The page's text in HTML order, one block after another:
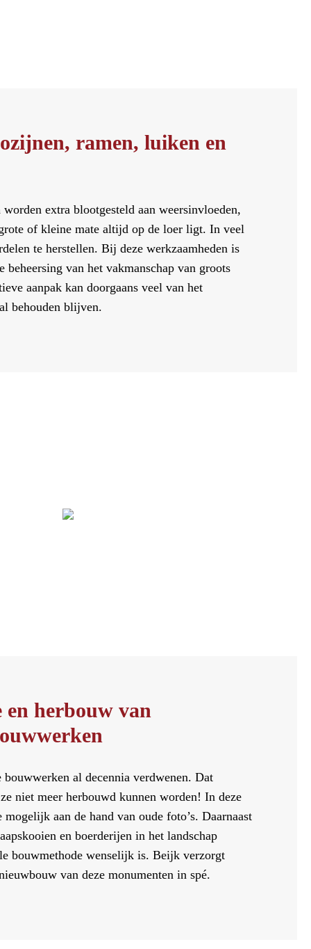
ramen, luiken en
worden extra blootgesteld aan weersinvloeden,
of kleine mate altijd op de loer ligt. In veel
te herstellen. Bij deze werkzaamheden is
beheersing van het vakmanschap van groots
aanpak kan doorgaans veel van het
behouden blijven.
en herbouw van
al decennia verdwenen. Dat
niet meer herbouwd kunnen worden! In deze
aan de hand van oude foto’s. Daarnaast
en boerderijen in het landschap
bouwmethode wenselijk is. Beijk verzorgt
van deze monumenten in spé.